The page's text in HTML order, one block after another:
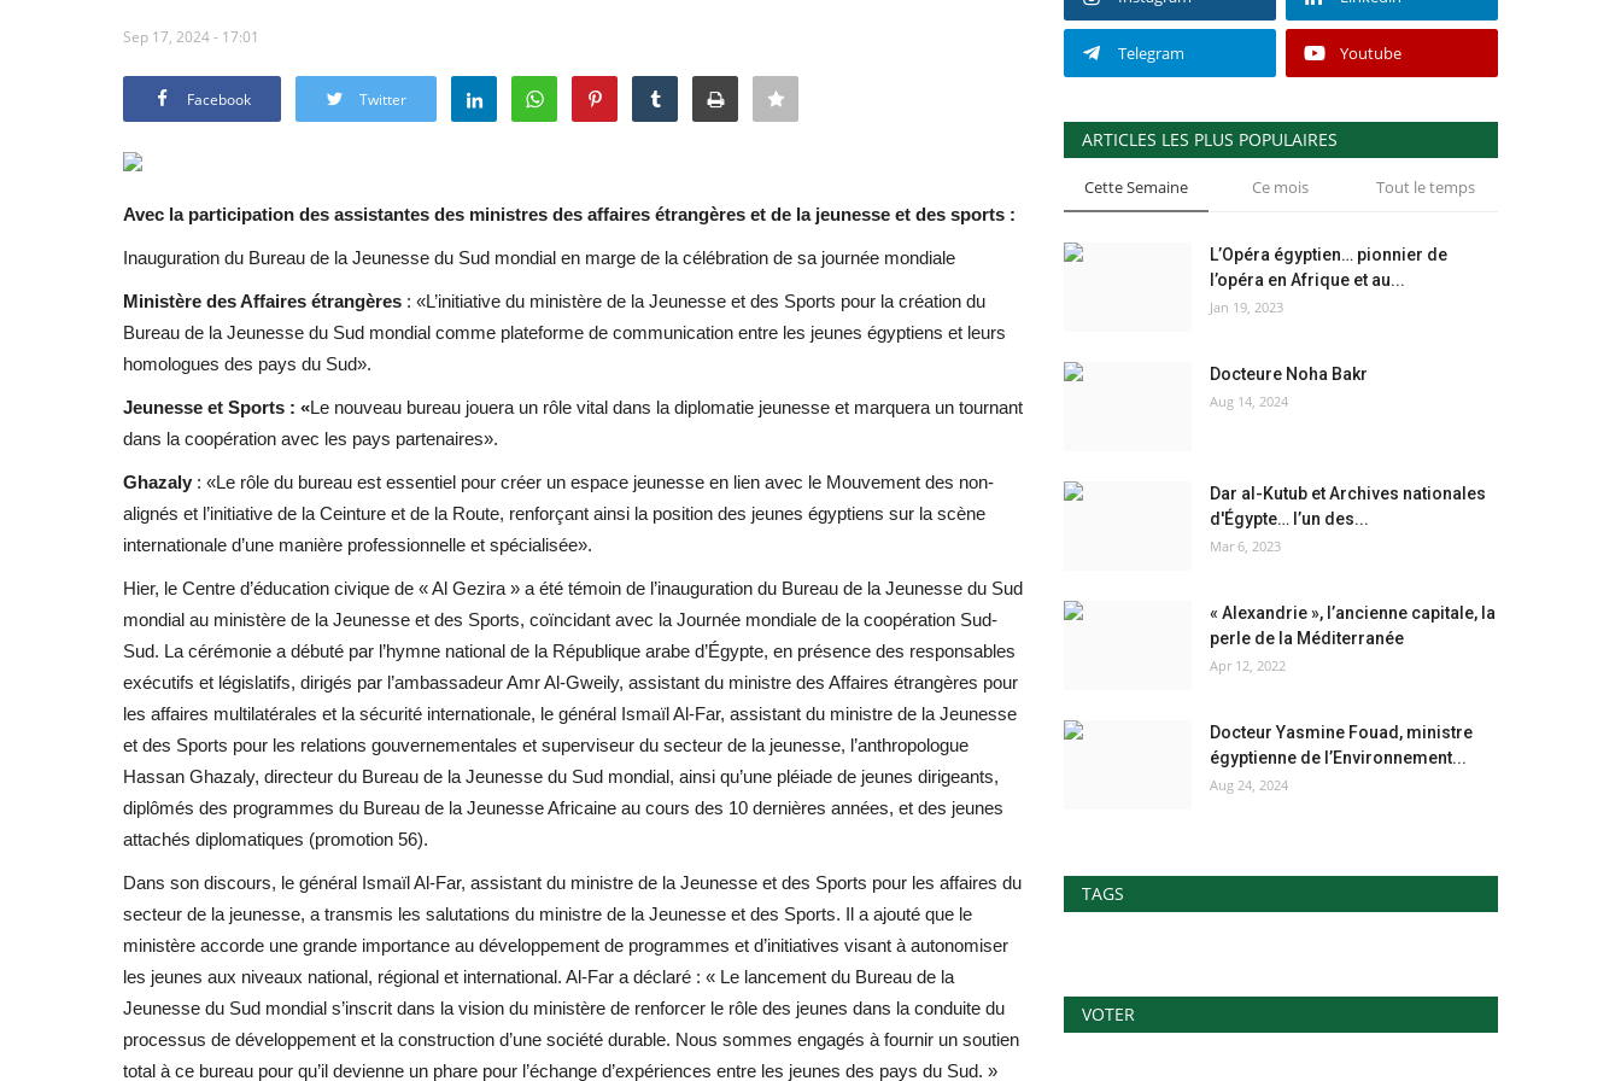
Sep 17, 2024 - 17:01
Facebook Twitter
Avec la participation des assistantes des ministres des affaires étrangères et de la jeunesse et des sports :
Inauguration du Bureau de la Jeunesse du Sud mondial en marge de la célébration de sa journée mondiale
Ministère des Affaires étrangères : «L’initiative du ministère de la Jeunesse et des Sports pour la création du
Bureau de la Jeunesse du Sud mondial comme plateforme de communication entre les jeunes égyptiens et leurs
homologues des pays du Sud».
Jeunesse et Sports : «Le nouveau bureau jouera un rôle vital dans la diplomatie jeunesse et marquera un tournant
dans la coopération avec les pays partenaires».
Ghazaly : «Le rôle du bureau est essentiel pour créer un espace jeunesse en lien avec le Mouvement des non-
alignés et l’initiative de la Ceinture et de la Route, renforçant ainsi la position des jeunes égyptiens sur la scène
internationale d’une manière professionnelle et spécialisée».
Hier, le Centre d’éducation civique de « Al Gezira » a été témoin de l’inauguration du Bureau de la Jeunesse du Sud
mondial au ministère de la Jeunesse et des Sports, coïncidant avec la Journée mondiale de la coopération Sud-
Sud. La cérémonie a débuté par l’hymne national de la République arabe d’Égypte, en présence des responsables
exécutifs et législatifs, dirigés par l’ambassadeur Amr Al-Gweily, assistant du ministre des Affaires étrangères pour
les affaires multilatérales et la sécurité internationale, le général Ismaïl Al-Far, assistant du ministre de la Jeunesse
et des Sports pour les relations gouvernementales et superviseur du secteur de la jeunesse, l’anthropologue
Hassan Ghazaly, directeur du Bureau de la Jeunesse du Sud mondial, ainsi qu’une pléiade de jeunes dirigeants,
diplômés des programmes du Bureau de la Jeunesse Africaine au cours des 10 dernières années, et des jeunes
attachés diplomatiques (promotion 56).
Dans son discours, le général Ismaïl Al-Far, assistant du ministre de la Jeunesse et des Sports pour les affaires du
secteur de la jeunesse, a transmis les salutations du ministre de la Jeunesse et des Sports. Il a ajouté que le
ministère accorde une grande importance au développement de programmes et d’initiatives visant à autonomiser
les jeunes aux niveaux national, régional et international. Al-Far a déclaré : « Le lancement du Bureau de la
Jeunesse du Sud mondial s’inscrit dans la vision du ministère de renforcer le rôle des jeunes dans la conduite du
processus de développement et la construction d’une société durable. Nous sommes engagés à fournir un soutien
total à ce bureau pour qu’il devienne un phare pour l’échange d’expériences entre les jeunes des pays du Sud. »
Telegram Youtube
ARTICLES LES PLUS POPULAIRES
Cette Semaine Ce mois Tout le temps
L’Opéra égyptien… pionnier de
l’opéra en Afrique et au...
Jan 19, 2023
Docteure Noha Bakr
Aug 14, 2024
Dar al-Kutub et Archives nationales
d'Égypte… l’un des...
Mar 6, 2023
« Alexandrie », l’ancienne capitale, la
perle de la Méditerranée
Apr 12, 2022
Docteur Yasmine Fouad, ministre
égyptienne de l’Environnement...
Aug 24, 2024
TAGS
VOTER